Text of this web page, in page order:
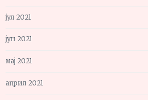
јул 2021
јун 2021
мај 2021
април 2021